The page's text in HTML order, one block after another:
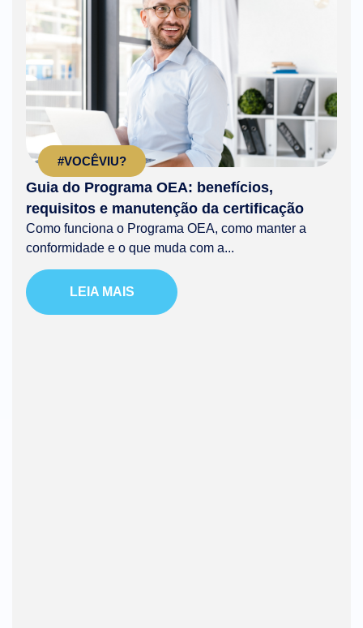
#VOCÊVIU?
Guia do Programa OEA: benefícios,
requisitos e manutenção da certificação
Como funciona o Programa OEA, como manter a
conformidade e o que muda com a...
LEIA MAIS